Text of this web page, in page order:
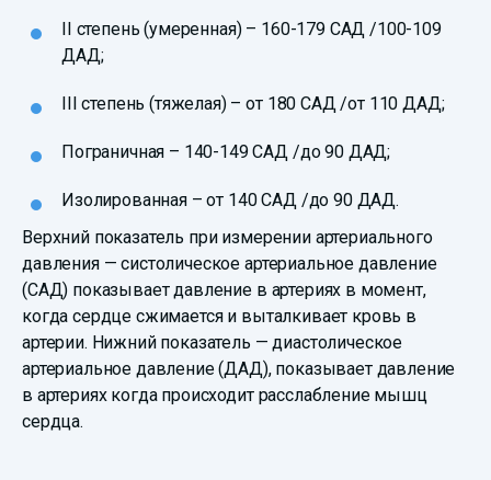
II степень (умеренная) – 160-179 САД /100-109
ДАД;
III степень (тяжелая) – от 180 САД /от 110 ДАД;
Пограничная – 140-149 САД /до 90 ДАД;
Изолированная – от 140 САД /до 90 ДАД.
Верхний показатель при измерении артериального
давления — систолическое артериальное давление
(САД) показывает давление в артериях в момент,
когда сердце сжимается и выталкивает кровь в
артерии. Нижний показатель — диастолическое
артериальное давление (ДАД), показывает давление
в артериях когда происходит расслабление мышц
сердца.